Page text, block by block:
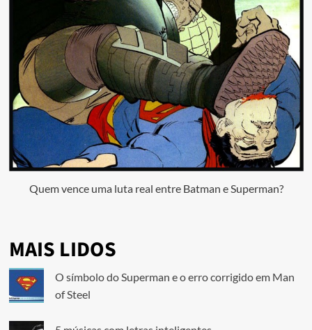
Quem vence uma luta real entre Batman e Superman?
MAIS LIDOS
O símbolo do Superman e o erro corrigido em Man
of Steel